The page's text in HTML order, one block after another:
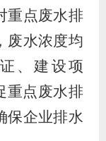
重点废水排
废水浓度均
、建设项
重点废水排
保企业排水